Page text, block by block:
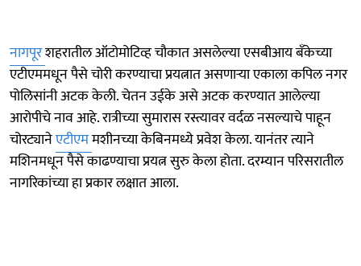
नागपूरशहरातील ऑटोमोटिव्ह चौकात असलेल्या एसबीआय बँकेच्या
एटीएममधून पैसे चोरी करण्याचा प्रयत्नात असणाऱ्या एकाला कपिल नगर
पोलिसांनी अटक केली. चेतन उईके असे अटक करण्यात आलेल्या
आरोपीचे नाव आहे. रात्रीच्या सुमारास रस्त्यावर वर्दळ नसल्याचे पाहून
चोरट्यानेएटीएममशीनच्या केबिनमध्ये प्रवेश केला. यानंतर त्याने
मशिनमधून पैसे काढण्याचा प्रयत्न सुरु केला होता. दरम्यान परिसरातील
नागरिकांच्या हा प्रकार लक्षात आला.